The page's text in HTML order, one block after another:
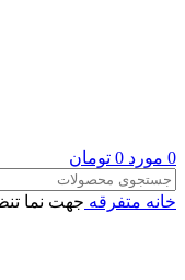
0 مورد 0 تومان
خانه متفرقه جهت نما